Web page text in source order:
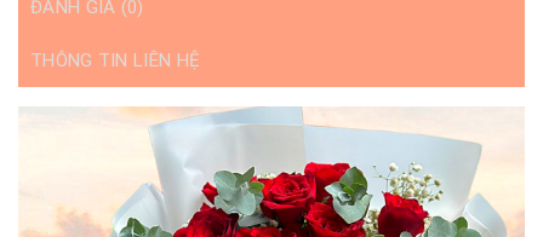
ĐÁNH GIÁ (0)
THÔNG TIN LIÊN HỆ